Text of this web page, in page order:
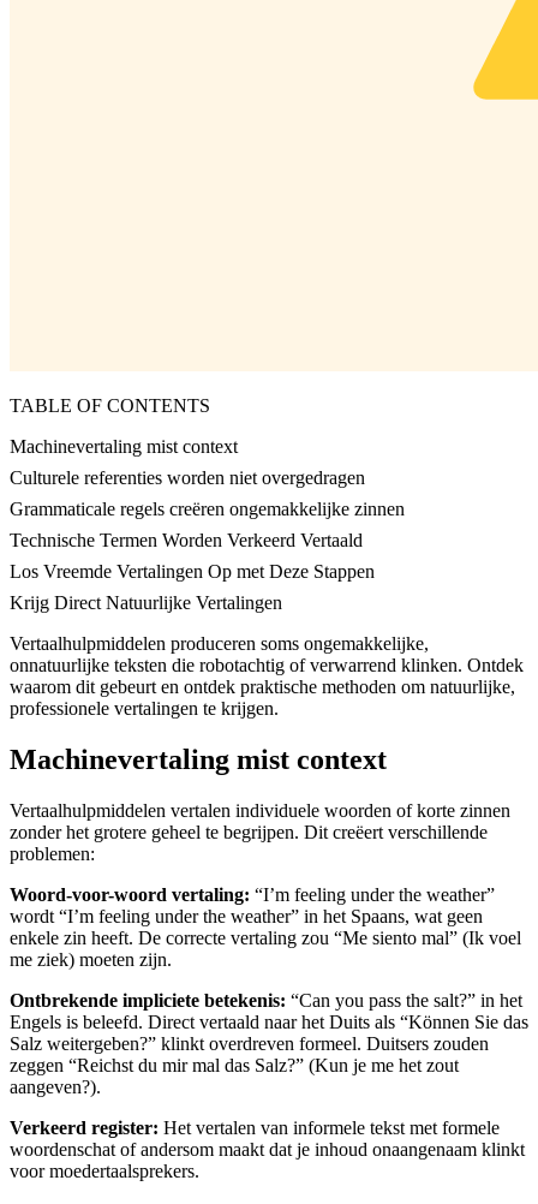
TABLE OF CONTENTS
Machinevertaling mist context
Culturele referenties worden niet overgedragen
Grammaticale regels creëren ongemakkelijke zinnen
Technische Termen Worden Verkeerd Vertaald
Los Vreemde Vertalingen Op met Deze Stappen
Krijg Direct Natuurlijke Vertalingen
Vertaalhulpmiddelen produceren soms ongemakkelijke,
onnatuurlijke teksten die robotachtig of verwarrend klinken. Ontdek
waarom dit gebeurt en ontdek praktische methoden om natuurlijke,
professionele vertalingen te krijgen.
Machinevertaling mist context
Vertaalhulpmiddelen vertalen individuele woorden of korte zinnen
zonder het grotere geheel te begrijpen. Dit creëert verschillende
problemen:
Woord-voor-woord vertaling: “I’m feeling under the weather”
wordt “I’m feeling under the weather” in het Spaans, wat geen
enkele zin heeft. De correcte vertaling zou “Me siento mal” (Ik voel
me ziek) moeten zijn.
Ontbrekende impliciete betekenis: “Can you pass the salt?” in het
Engels is beleefd. Direct vertaald naar het Duits als “Können Sie das
Salz weitergeben?” klinkt overdreven formeel. Duitsers zouden
zeggen “Reichst du mir mal das Salz?” (Kun je me het zout
aangeven?).
Verkeerd register: Het vertalen van informele tekst met formele
woordenschat of andersom maakt dat je inhoud onaangenaam klinkt
voor moedertaalsprekers.